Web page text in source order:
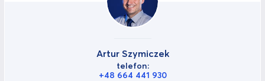
Artur Szymiczek
telefon:
+48 664 441 930